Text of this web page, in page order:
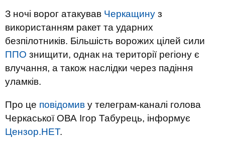
З ночі ворог атакував Черкащину з
використанням ракет та ударних
безпілотників. Більшість ворожих цілей сили
ППО знищити, однак на території регіону є
влучання, а також наслідки через падіння
уламків.
Про це повідомив у телеграм-каналі голова
Черкаської ОВА Ігор Табурець, інформує
Цензор.НЕТ.